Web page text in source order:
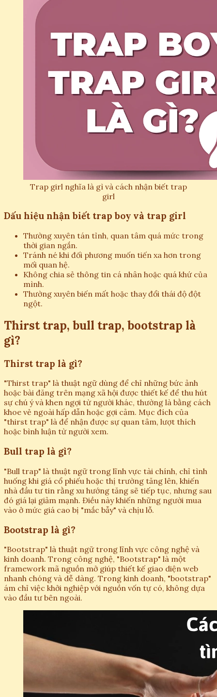
Trap girl nghĩa là gì và cách nhận biết trap
girl
Dấu hiệu nhận biết trap boy và trap girl
Thường xuyên tán tỉnh, quan tâm quá mức trong
thời gian ngắn.
Tránh né khi đối phương muốn tiến xa hơn trong
mối quan hệ.
Không chia sẻ thông tin cá nhân hoặc quá khứ của
mình.
Thường xuyên biến mất hoặc thay đổi thái độ đột
ngột.
Thirst trap, bull trap, bootstrap là
gì?
Thirst trap là gì?
"Thirst trap" là thuật ngữ dùng để chỉ những bức ảnh
hoặc bài đăng trên mạng xã hội được thiết kế để thu hút
sự chú ý và khen ngợi từ người khác, thường là bằng cách
khoe vẻ ngoài hấp dẫn hoặc gợi cảm. Mục đích của
"thirst trap" là để nhận được sự quan tâm, lượt thích
hoặc bình luận từ người xem.
Bull trap là gì?
"Bull trap" là thuật ngữ trong lĩnh vực tài chính, chỉ tình
huống khi giá cổ phiếu hoặc thị trường tăng lên, khiến
nhà đầu tư tin rằng xu hướng tăng sẽ tiếp tục, nhưng sau
đó giá lại giảm mạnh. Điều này khiến những người mua
vào ở mức giá cao bị "mắc bẫy" và chịu lỗ.
Bootstrap là gì?
"Bootstrap" là thuật ngữ trong lĩnh vực công nghệ và
kinh doanh. Trong công nghệ, "Bootstrap" là một
framework mã nguồn mở giúp thiết kế giao diện web
nhanh chóng và dễ dàng. Trong kinh doanh, "bootstrap"
ám chỉ việc khởi nghiệp với nguồn vốn tự có, không dựa
vào đầu tư bên ngoài.